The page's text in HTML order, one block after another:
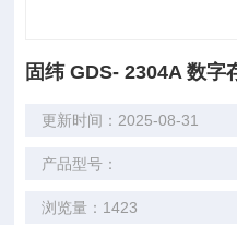
固纬 GDS- 2304A 数字
更新时间：2025-08-31
产品型号：
浏览量：1423